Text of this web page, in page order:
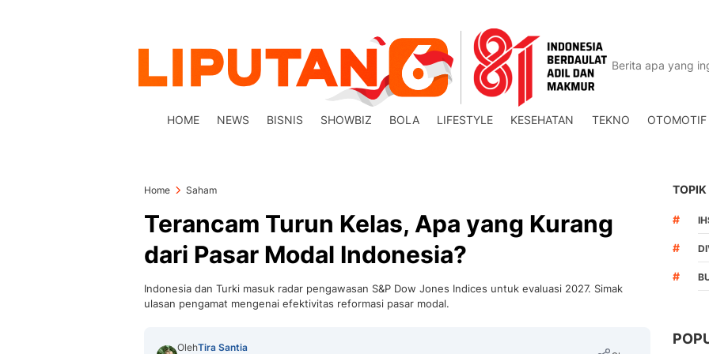
HOME NEWS BISNIS SHOWBIZ BOLA LIFESTYLE KESEHATAN TEKNO OTOMOTIF
Home Saham
Terancam Turun Kelas, Apa yang Kurang
dari Pasar Modal Indonesia?
Indonesia dan Turki masuk radar pengawasan S&P Dow Jones Indices untuk evaluasi 2027. Simak
ulasan pengamat mengenai efektivitas reformasi pasar modal.
OlehTira Santia
TOPIK
#
#
#